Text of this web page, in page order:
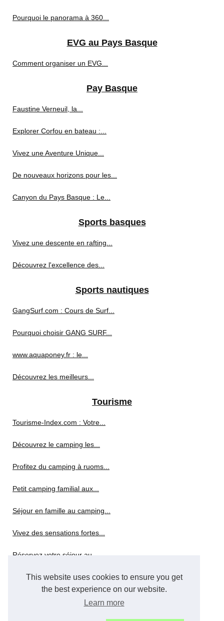
This website uses cookies to ensure you get
the best experience on our website.
Learn more
Pourquoi le panorama à 360...
EVG au Pays Basque
Comment organiser un EVG...
Pay Basque
Faustine Verneuil, la...
Explorer Corfou en bateau :...
Vivez une Aventure Unique...
De nouveaux horizons pour les...
Canyon du Pays Basque : Le...
Sports basques
Vivez une descente en rafting...
Découvrez l'excellence des...
Sports nautiques
GangSurf.com : Cours de Surf...
Pourquoi choisir GANG SURF...
www.aquaponey.fr : le...
Découvrez les meilleurs...
Tourisme
Tourisme-Index.com : Votre...
Découvrez le camping les...
Profitez du camping à ruoms...
Petit camping familial aux...
Séjour en famille au camping...
Vivez des sensations fortes...
Réservez votre séjour au...
Explorar las Islas Baleares...
Une aventure nautique...